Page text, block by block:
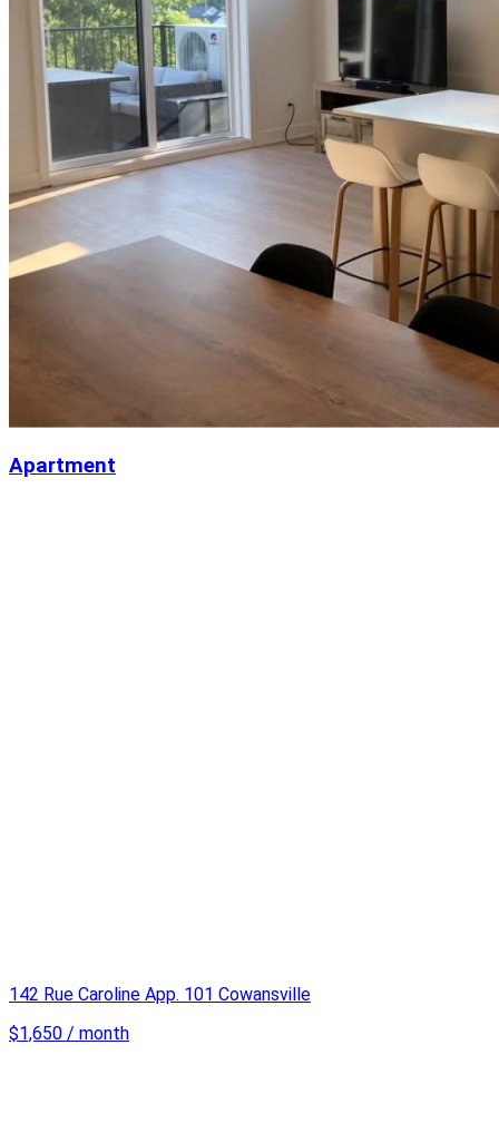
Apartment
142 Rue Caroline App. 101 Cowansville
$1,650 / month